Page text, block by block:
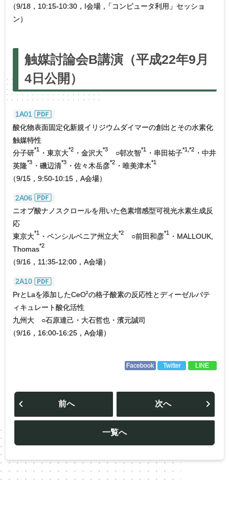
（9/18，10:15-10:30，I会場，「コンピュータ利用」セッショ
ン）
触媒討論会B講演 （平成22年9月
4日公開）
1A01
酸化物表面固定化新規イリジウムダイマーの創出とその水素化
触媒特性
分子研*1 ・東京大*2 ・金沢大*3 ○邨次智*1 ・串田祐子*1,*2
・中井
英隆*3 ・磯辺清*3 ・佐々木岳彦*2 ・唯美津木*1
（9/15，9:50-10:15，A会場）
2A06
ニオブ酸ナノスクロールを用いた色素増感型可視光水素生成反
応
東京大*1 ・ペンシルベニア州立大*2 ○前田和彦*1
・MALLOUK,
Thomas*2
（9/16，11:35-12:00，A会場）
2A10
PrとLaを添加したCeO2 の格子酸素の反応性とディーゼルパテ
ィキュレート酸化活性
九州大 ○石原達己・大石哲也・濱元誠司
（9/16，16:00-16:25，A会場）
Facebook Twitter LINE
投
ビ
ー
シ
ョ
前へ
一覧へ
次へ